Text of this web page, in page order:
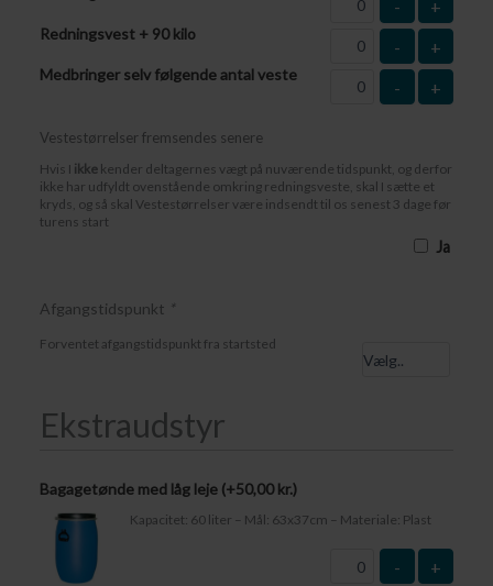
- +
Redningsvest + 90 kilo
- +
Medbringer selv følgende antal veste
- +
Vestestørrelser fremsendes senere
Hvis I ikke kender deltagernes vægt på nuværende tidspunkt, og derfor
ikke har udfyldt ovenstående omkring redningsveste, skal I sætte et
kryds, og så skal Vestestørrelser være indsendt til os senest 3 dage før
turens start
Ja
Afgangstidspunkt *
Forventet afgangstidspunkt fra startsted
Ekstraudstyr
Bagagetønde med låg leje (+50,00kr.)
Kapacitet: 60 liter – Mål: 63x37cm – Materiale: Plast
- +